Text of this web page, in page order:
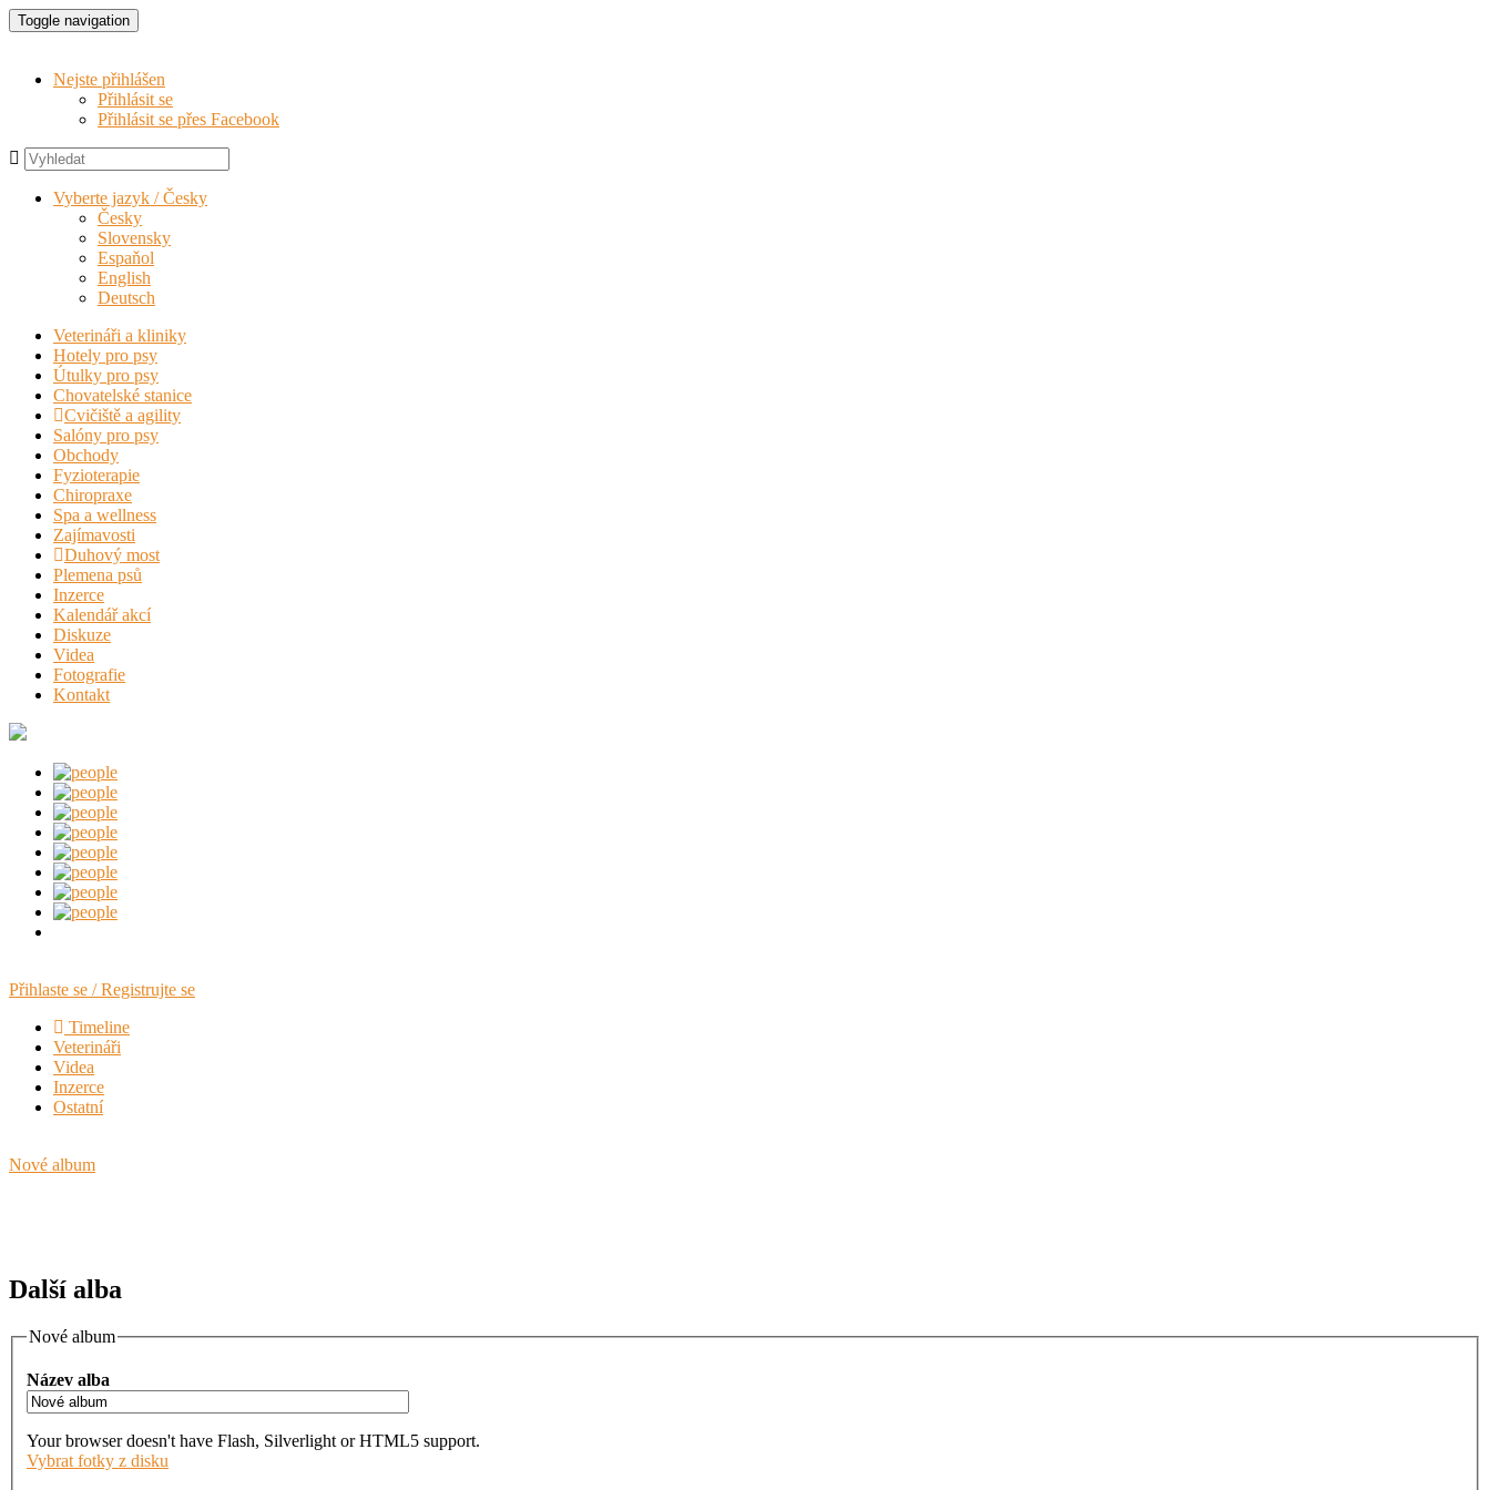
Toggle navigation
Nejste přihlášen
Přihlásit se
Přihlásit se přes Facebook
Vyberte jazyk / Česky
Česky
Slovensky
Espaňol
English
Deutsch
Veterináři a kliniky
Hotely pro psy
Útulky pro psy
Chovatelské stanice
Cvičiště a agility
Salóny pro psy
Obchody
Fyzioterapie
Chiropraxe
Spa a wellness
Zajímavosti
Duhový most
Plemena psů
Inzerce
Kalendář akcí
Diskuze
Videa
Fotografie
Kontakt
Přihlaste se / Registrujte se
Timeline
Veterináři
Videa
Inzerce
Ostatní
Nové album
Další alba
Nové album
Název alba
Your browser doesn't have Flash, Silverlight or HTML5 support.
Vybrat fotky z disku